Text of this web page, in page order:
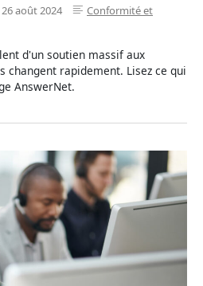
26 août 2024
Conformité et
d'un soutien massif aux
changent rapidement. Lisez ce qui
AnswerNet.